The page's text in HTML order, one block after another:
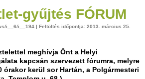
gyűjtés FÓRUM
i__6/i__194 | Feltöltés időpontja: 2013. március 25.
meghívja Önt a Helyi
kapcsán szervezett fórumra, melyre
órakor kerül sor Hartán, a Polgármesteri